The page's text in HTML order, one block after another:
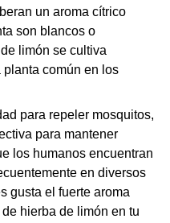
un aroma cítrico
son blancos o
limón se cultiva
común en los
para repeler mosquitos,
para mantener
los humanos encuentran
en diversos
gusta el fuerte aroma
hierba de limón en tu